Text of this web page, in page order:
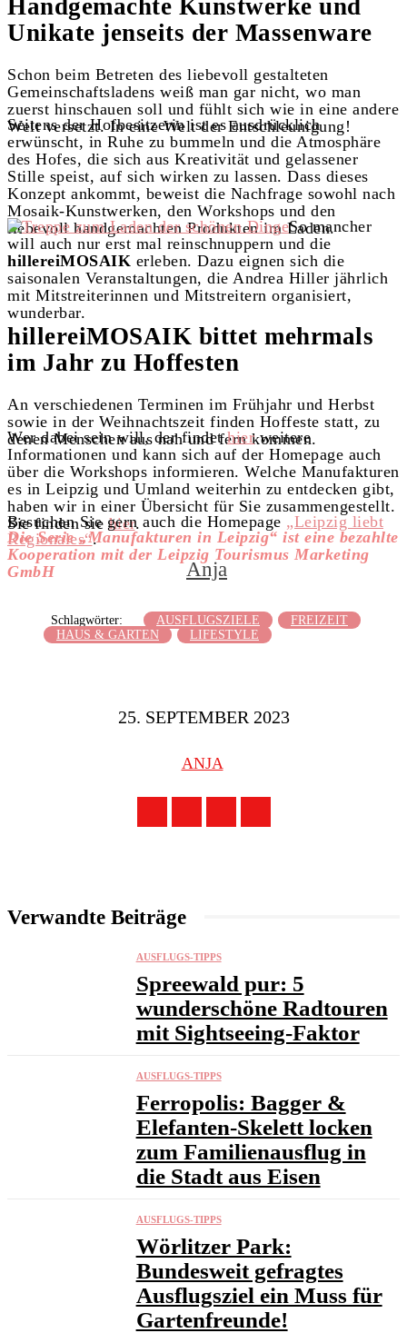
Handgemachte Kunstwerke und
Unikate jenseits der Massenware
Schon beim Betreten des liebevoll gestalteten
Gemeinschaftsladens weiß man gar nicht, wo man
zuerst hinschauen soll und fühlt sich wie in eine andere
Welt versetzt. In eine Welt der Entschleunigung!
Seitens der Hofbesitzerin ist es ausdrücklich
erwünscht, in Ruhe zu bummeln und die Atmosphäre
des Hofes, die sich aus Kreativität und gelassener
Stille speist, auf sich wirken zu lassen. Dass dieses
Konzept ankommt, beweist die Nachfrage sowohl nach
Mosaik-Kunstwerken, den Workshops und den
liebevoll handgemachten Produkten im Laden.
So mancher
will auch nur erst mal reinschnuppern und die
hillereiMOSAIK erleben. Dazu eignen sich die
saisonalen Veranstaltungen, die Andrea Hiller jährlich
mit Mitstreiterinnen und Mitstreitern organisiert,
wunderbar.
hillereiMOSAIK bittet mehrmals
im Jahr zu Hoffesten
An verschiedenen Terminen im Frühjahr und Herbst
sowie in der Weihnachtszeit finden Hoffeste statt, zu
denen Menschen aus nah und fern kommen.
Wer dabei sein will, der findethierweitere
Informationen und kann sich auf der Homepage auch
über die Workshops informieren. Welche Manufakturen
es in Leipzig und Umland weiterhin zu entdecken gibt,
haben wir in einer Übersicht für Sie zusammengestellt.
Sie finden siehier.
Besuchen Sie gern auch die Homepage „Leipzig liebt
Regionales“.
Die Serie „Manufakturen in Leipzig“ ist eine bezahlte
Kooperation mit der Leipzig Tourismus Marketing
GmbH
Anja
Schlagwörter: AUSFLUGSZIELE
FREIZEIT
HAUS & GARTEN
LIFESTYLE
25. SEPTEMBER 2023
ANJA
Verwandte Beiträge
AUSFLUGS-TIPPS
Spreewald pur: 5
wunderschöne Radtouren
mit Sightseeing-Faktor
AUSFLUGS-TIPPS
Ferropolis: Bagger &
Elefanten-Skelett locken
zum Familienausflug in
die Stadt aus Eisen
AUSFLUGS-TIPPS
Wörlitzer Park:
Bundesweit gefragtes
Ausflugsziel ein Muss für
Gartenfreunde!